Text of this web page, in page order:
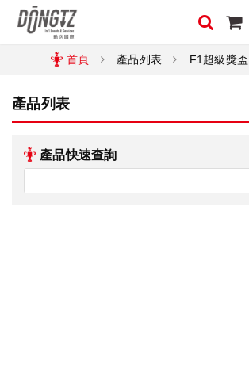
首頁 產品列表 F1超級獎盃
產品列表
產品快速查詢